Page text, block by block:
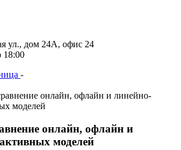
ул., дом 24А, офис 24
18:00
-
онлайн, офлайн и линейно-
моделей
онлайн, офлайн и
моделей